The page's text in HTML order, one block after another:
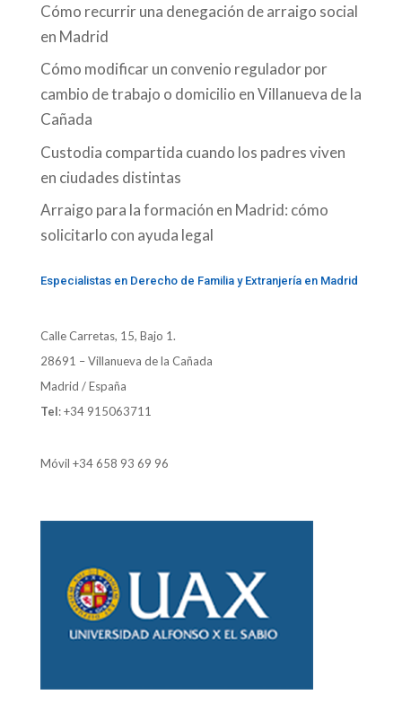
Cómo recurrir una denegación de arraigo social
en Madrid
Cómo modificar un convenio regulador por
cambio de trabajo o domicilio en Villanueva de la
Cañada
Custodia compartida cuando los padres viven
en ciudades distintas
Arraigo para la formación en Madrid: cómo
solicitarlo con ayuda legal
Especialistas en Derecho de Familia y Extranjería en Madrid
Calle Carretas, 15, Bajo 1.
28691 – Villanueva de la Cañada
Madrid / España
Tel:+34 915063711
Móvil +34 658 93 69 96